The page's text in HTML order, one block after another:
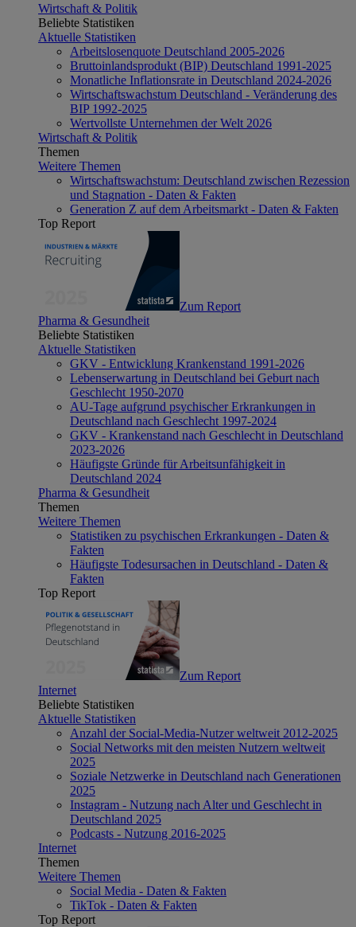
Wirtschaft & Politik
Beliebte Statistiken
Aktuelle Statistiken
Arbeitslosenquote Deutschland 2005-2026
Bruttoinlandsprodukt (BIP) Deutschland 1991-2025
Monatliche Inflationsrate in Deutschland 2024-2026
Wirtschaftswachstum Deutschland - Veränderung des
BIP 1992-2025
Wertvollste Unternehmen der Welt 2026
Wirtschaft & Politik
Themen
Weitere Themen
Wirtschaftswachstum: Deutschland zwischen Rezession
und Stagnation - Daten & Fakten
Generation Z auf dem Arbeitsmarkt - Daten & Fakten
Top Report
Zum Report
Pharma & Gesundheit
Beliebte Statistiken
Aktuelle Statistiken
GKV - Entwicklung Krankenstand 1991-2026
Lebenserwartung in Deutschland bei Geburt nach
Geschlecht 1950-2070
AU-Tage aufgrund psychischer Erkrankungen in
Deutschland nach Geschlecht 1997-2024
GKV - Krankenstand nach Geschlecht in Deutschland
2023-2026
Häufigste Gründe für Arbeitsunfähigkeit in
Deutschland 2024
Pharma & Gesundheit
Themen
Weitere Themen
Statistiken zu psychischen Erkrankungen - Daten &
Fakten
Häufigste Todesursachen in Deutschland - Daten &
Fakten
Top Report
Zum Report
Internet
Beliebte Statistiken
Aktuelle Statistiken
Anzahl der Social-Media-Nutzer weltweit 2012-2025
Social Networks mit den meisten Nutzern weltweit
2025
Soziale Netzwerke in Deutschland nach Generationen
2025
Instagram - Nutzung nach Alter und Geschlecht in
Deutschland 2025
Podcasts - Nutzung 2016-2025
Internet
Themen
Weitere Themen
Social Media - Daten & Fakten
TikTok - Daten & Fakten
Top Report